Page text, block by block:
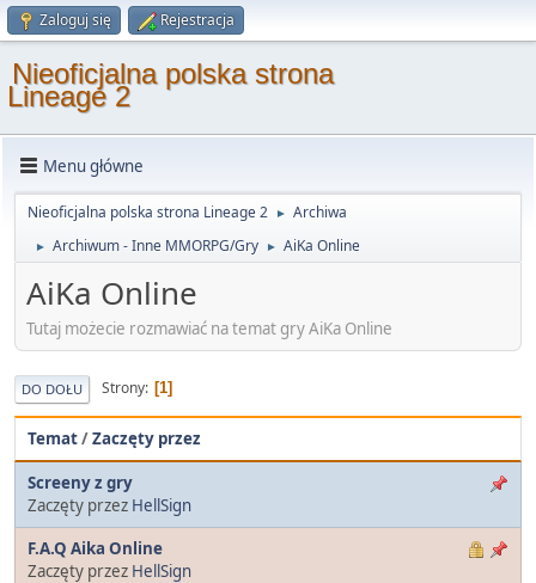
Zaloguj się Rejestracja
Nieoficjalna polska strona
Lineage 2
Menu główne
Nieoficjalna polska strona Lineage 2 ► Archiwa
► Archiwum - Inne MMORPG/Gry ► AiKa Online
AiKa Online
Tutaj możecie rozmawiać na temat gry AiKa Online
DO DOŁU Strony 1
Temat/Zaczęty przez
Screeny z gry
Zaczęty przez HellSign
F.A.Q Aika Online
Zaczęty przez HellSign